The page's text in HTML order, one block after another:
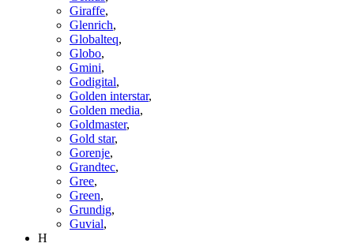
Giraffe,
Glenrich,
Globalteq,
Globo,
Gmini,
Godigital,
Golden interstar,
Golden media,
Goldmaster,
Gold star,
Gorenje,
Grandtec,
Gree,
Green,
Grundig,
Guvial,
H